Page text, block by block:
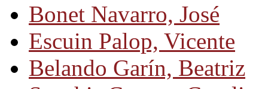
Bonet Navarro, José
Escuin Palop, Vicente
Belando Garín, Beatriz